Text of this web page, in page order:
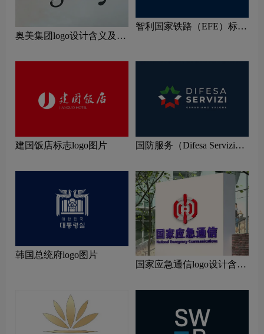
奥美集团logo设计含义及设
智利国家铁路（EFE）标志
建国饭店标志logo图片
国防服务（Difesa Servizi）
韩国总统府logo图片
国家应急通信logo设计含义